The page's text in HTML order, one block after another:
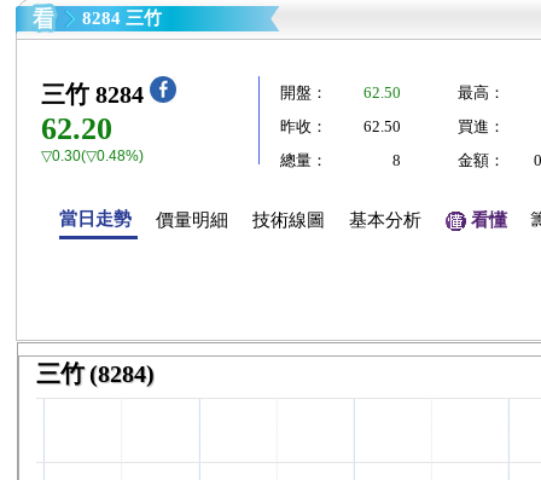
8284 三竹
三竹 8284
62.20
▽0.30(▽0.48%)
開盤： 62.50
最高：
昨收：
62.50
買進：
總量：
8 金額：
當日走勢 價量明細 技術線圖 基本分析 看懂